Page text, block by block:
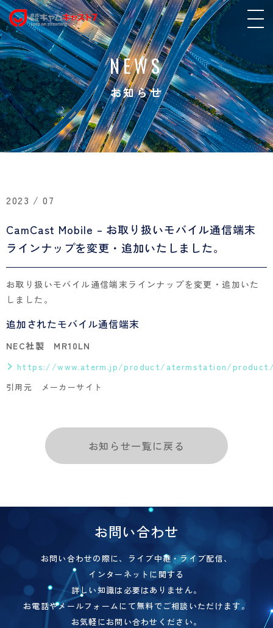
NEWS
お知らせ
2023 / 07
CamCast Mobile – お取り扱いモバイル通信端末
ラインナップを変更・追加いたしました。
お取り扱いモバイル通信端末ラインナップを変更・追加いた
しました。
追加されたモバイル通信端末
NEC社製 MR10LN
https://www.aterm.jp/product/atermstation/
引用元 メーカーサイト
お知らせ一覧に戻る
お問い合わせ
お問い合わせの際に、ライブ中継・ライブ配信、
インターネットに関する
詳しい知識は必要はありません。
お電話やメールフォームにて無料でご相談いただけます。
お気軽にお問い合わせください。